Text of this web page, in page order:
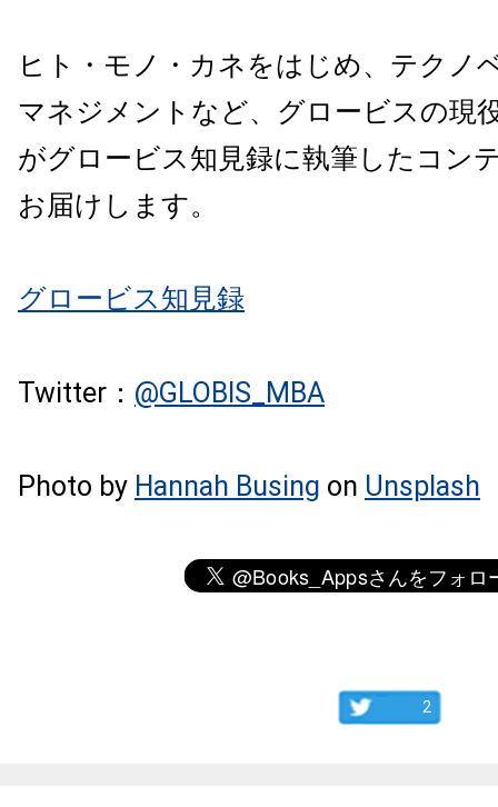
ヒト・モノ・カネをはじめ、テクノ
マネジメントなど、グロービスの現
がグロービス知見録に執筆したコン
お届けします。
グロービス知見録
Twitter： @GLOBIS_MBA
Photo by Hannah Busing on Unsplash
2